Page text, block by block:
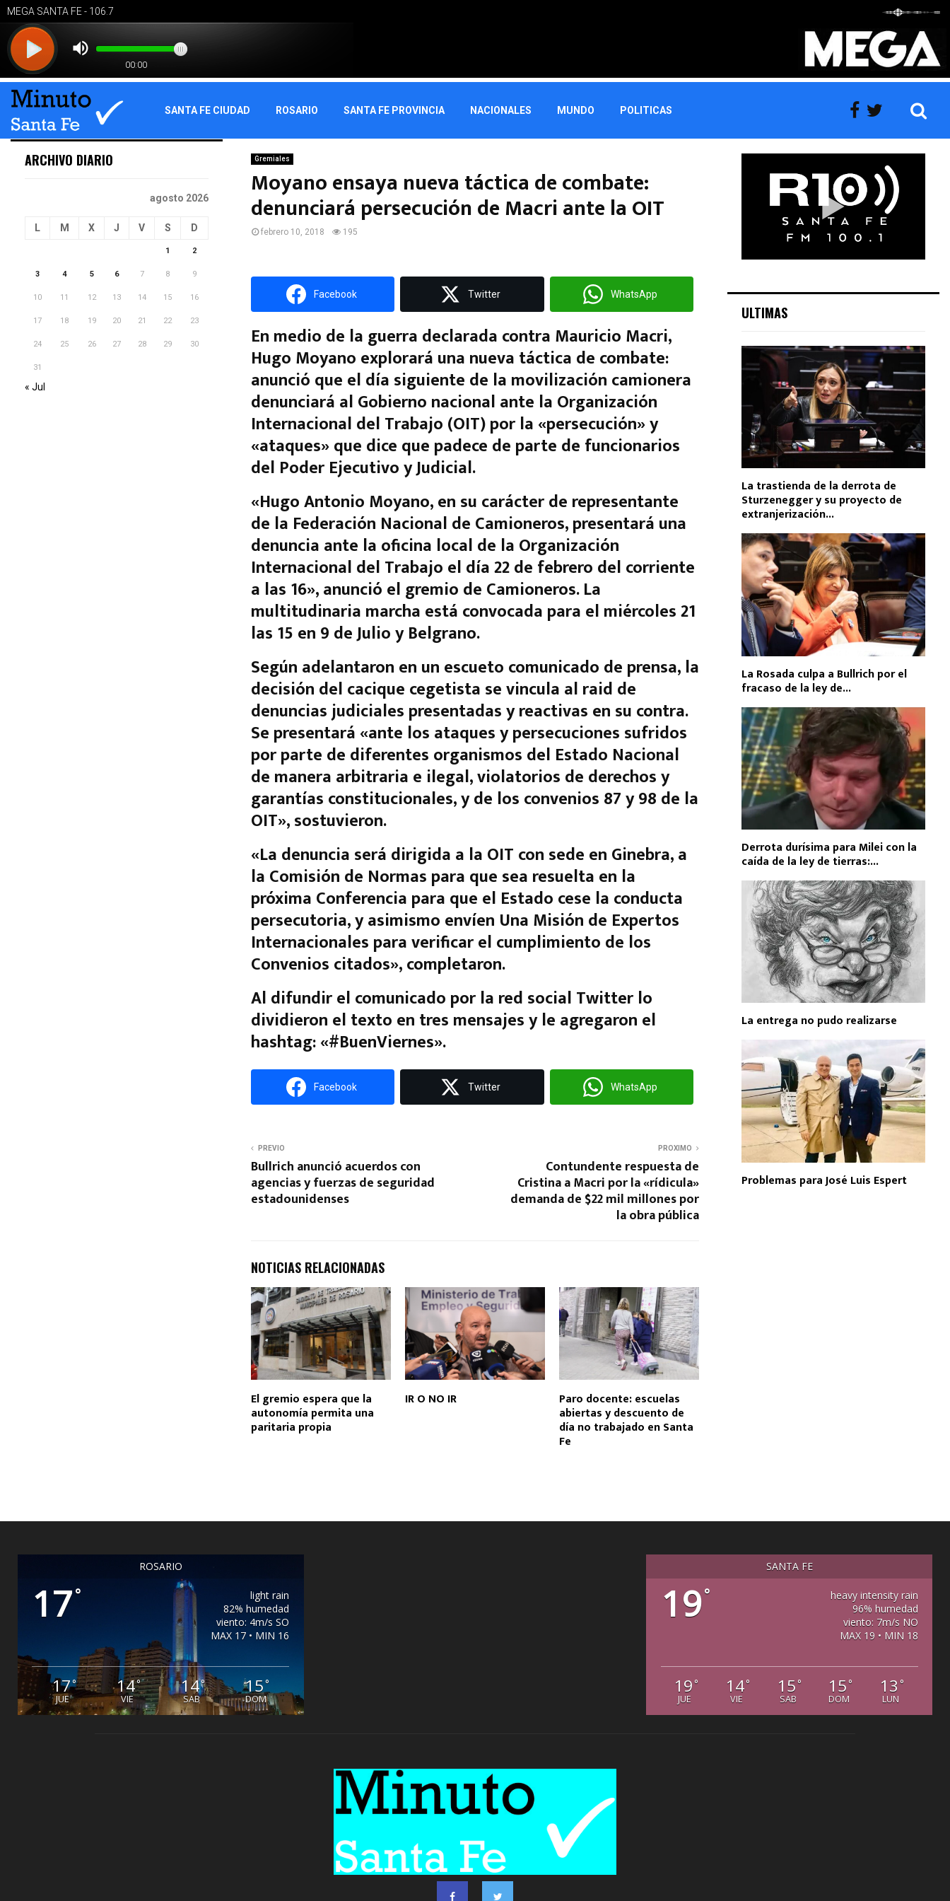
SANTA FE CIUDAD ROSARIO SANTA FE PROVINCIA NACIONALES MUNDO POLITICAS
Gremiales
Moyano ensaya nueva táctica de combate:
denunciará persecución de Macri ante la OIT
febrero 10, 2018 195
Facebook Twitter WhatsApp
En medio de la guerra declarada contra Mauricio Macri,
Hugo Moyano explorará una nueva táctica de combate:
anunció que el día siguiente de la movilización camionera
denunciará al Gobierno nacional ante la Organización
Internacional del Trabajo (OIT) por la «persecución» y
«ataques» que dice que padece de parte de funcionarios
del Poder Ejecutivo y Judicial.
«Hugo Antonio Moyano, en su carácter de representante
de la Federación Nacional de Camioneros, presentará una
denuncia ante la oficina local de la Organización
Internacional del Trabajo el día 22 de febrero del corriente
a las 16», anunció el gremio de Camioneros. La
multitudinaria marcha está convocada para el miércoles 21
las 15 en 9 de Julio y Belgrano.
Según adelantaron en un escueto comunicado de prensa, la
decisión del cacique cegetista se vincula al raid de
denuncias judiciales presentadas y reactivas en su contra.
Se presentará «ante los ataques y persecuciones sufridos
por parte de diferentes organismos del Estado Nacional
de manera arbitraria e ilegal, violatorios de derechos y
garantías constitucionales, y de los convenios 87 y 98 de la
OIT», sostuvieron.
«La denuncia será dirigida a la OIT con sede en Ginebra, a
la Comisión de Normas para que sea resuelta en la
próxima Conferencia para que el Estado cese la conducta
persecutoria, y asimismo envíen Una Misión de Expertos
Internacionales para verificar el cumplimiento de los
Convenios citados», completaron.
Al difundir el comunicado por la red social Twitter lo
dividieron el texto en tres mensajes y le agregaron el
hashtag: «#BuenViernes».
Facebook Twitter WhatsApp
PREVIO
Bullrich anunció acuerdos con
agencias y fuerzas de seguridad
estadounidenses
PROXIMO
Contundente respuesta de
Cristina a Macri por la «rídicula»
demanda de $22 mil millones por
la obra pública
NOTICIAS RELACIONADAS
El gremio espera que la
autonomía permita una
paritaria propia
IR O NO IR Paro docente: escuelas
abiertas y descuento de
día no trabajado en Santa
Fe
ARCHIVO DIARIO
agosto 2026
L M X J V S D
1 2
3 4 5 6 7 8 9
10 11 12 13 14 15 16
17 18 19 20 21 22 23
24 25 26 27 28 29 30
31
« Jul
ULTIMAS
La trastienda de la derrota de
Sturzenegger y su proyecto de
extranjerización...
La Rosada culpa a Bullrich por el
fracaso de la ley de...
Derrota durísima para Milei con la
caída de la ley de tierras:...
La entrega no pudo realizarse
Problemas para José Luis Espert
ROSARIO
17°
light rain
82% humedad
viento: 4m/s SO
MAX 17 • MIN 16
17°
JUE
14°
VIE
14°
SAB
15°
DOM
SANTA FE
19°
heavy intensity rain
96% humedad
viento: 7m/s NO
MAX 19 • MIN 18
19°
JUE
14°
VIE
15°
SAB
15°
DOM
13 °
LUN